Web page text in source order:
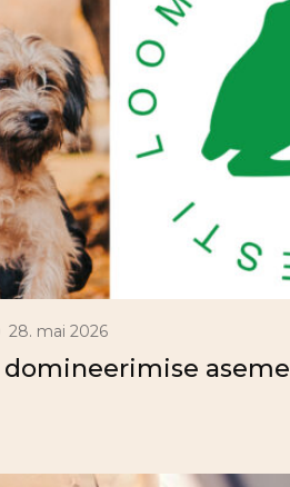
28. mai 2026
domineerimise asemel